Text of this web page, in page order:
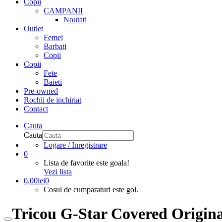
Copii
CAMPANII
Noutati
Outlet
Femei
Barbati
Copii
Copii
Fete
Baieti
Pre-owned
Rochii de inchiriat
Contact
Cauta
Cauta
Logare / Inregistrare
0
Lista de favorite este goala!
Vezi lista
0,00lei0
Cosul de cumparaturi este gol.
Tricou G-Star Covered